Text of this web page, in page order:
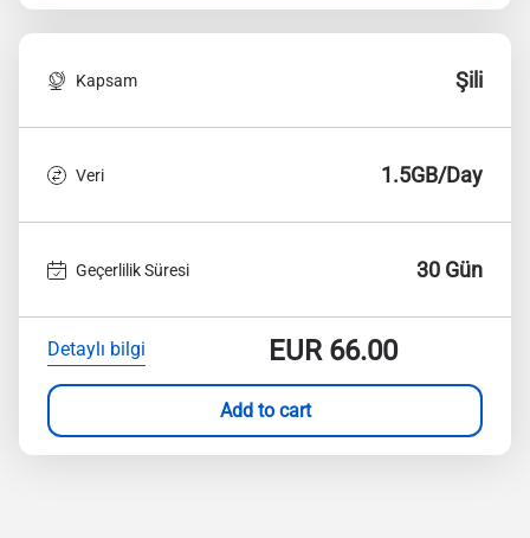
Kapsam Şili
Veri 1.5GB/Day
Geçerlilik Süresi 30 Gün
Detaylı bilgi EUR66.00
Add to cart